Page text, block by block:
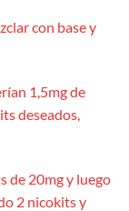
con base y
1,5mg de
deseados,
de 20mg y luego
2 nicokits y